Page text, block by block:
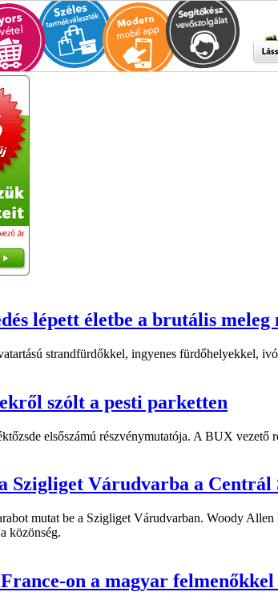
lépett életbe a brutális
strandfürdőkkel, ingyenes fürdőhelyekkel,
szólt a pesti parketten
elsőszámú részvénymutatója. A BUX
Szigliget Várudvarba a Centrál
mutat be a Szigliget Várudvarban. Woody
közönség.
on a magyar